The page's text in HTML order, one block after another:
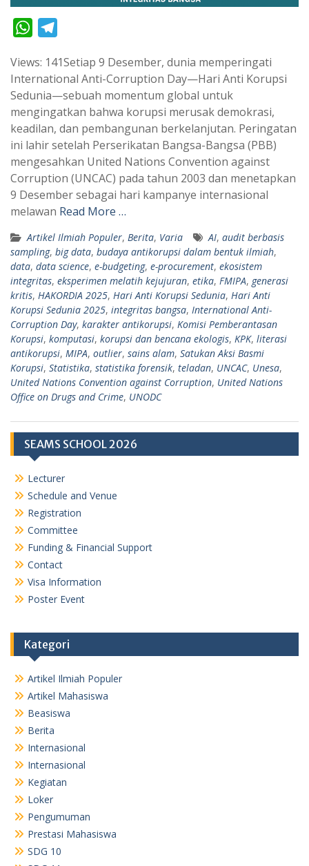
W
a
t
A
p
p
l
e
r
a
m
Views: 141Setiap 9 Desember, dunia memperingati
International Anti-Corruption Day—Hari Anti Korupsi
Sedunia—sebuah momentum global untuk
mengingatkan bahwa korupsi merusak demokrasi,
keadilan, dan pembangunan berkelanjutan. Peringatan
ini lahir setelah Perserikatan Bangsa-Bangsa (PBB)
mengesahkan United Nations Convention against
Corruption (UNCAC) pada tahun 2003 dan menetapkan
9 Desember sebagai hari kampanye internasional
melawan Read More …
Artikel Ilmiah Populer, Berita, Varia AI, audit berbasis
sampling, big data, budaya antikorupsi dalam bentuk ilmiah,
data, data science, e-budgeting, e-procurement, ekosistem
integritas, eksperimen melatih kejujuran, etika, FMIPA, generasi
kritis, HAKORDIA 2025, Hari Anti Korupsi Sedunia, Hari Anti
Korupsi Sedunia 2025, integritas bangsa, International Anti-
Corruption Day, karakter antikorupsi, Komisi Pemberantasan
Korupsi, komputasi, korupsi dan bencana ekologis, KPK, literasi
antikorupsi, MIPA, outlier, sains alam, Satukan Aksi Basmi
Korupsi, Statistika, statistika forensik, teladan, UNCAC, Unesa,
United Nations Convention against Corruption, United Nations
Office on Drugs and Crime, UNODC
SEAMS SCHOOL 2026
Lecturer
Schedule and Venue
Registration
Committee
Funding & Financial Support
Contact
Visa Information
Poster Event
Kategori
Artikel Ilmiah Populer
Artikel Mahasiswa
Beasiswa
Berita
Internasional
Internasional
Kegiatan
Loker
Pengumuman
Prestasi Mahasiswa
SDG 10